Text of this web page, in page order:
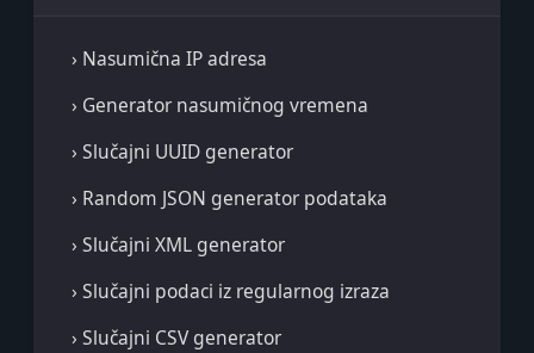
› Nasumična IP adresa
› Generator nasumičnog vremena
› Slučajni UUID generator
› Random JSON generator podataka
› Slučajni XML generator
› Slučajni podaci iz regularnog izraza
› Slučajni CSV generator